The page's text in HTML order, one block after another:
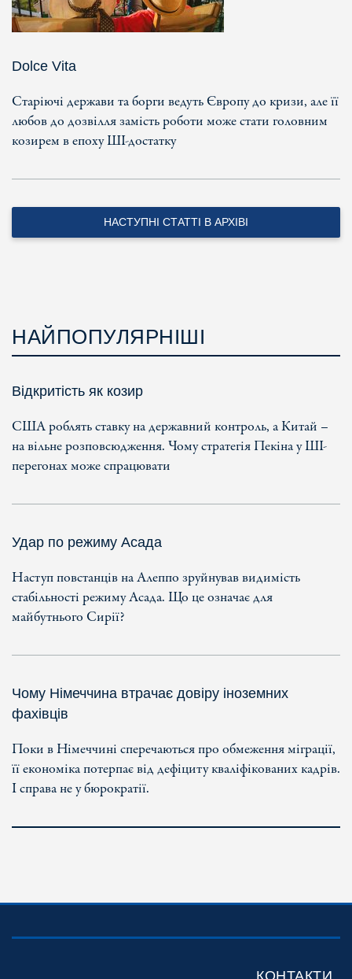
Dolce Vita
Старіючі держави та борги ведуть Європу до кризи, але її
любов до дозвілля замість роботи може стати головним
козирем в епоху ШІ-достатку
НАСТУПНІ СТАТТІ В АРХІВІ
НАЙПОПУЛЯРНІШІ
Відкритість як козир
США роблять ставку на державний контроль, а Китай –
на вільне розповсюдження. Чому стратегія Пекіна у ШІ-
перегонах може спрацювати
Удар по режиму Асада
Наступ повстанців на Алеппо зруйнував видимість
стабільності режиму Асада. Що це означає для
майбутнього Сирії?
Чому Німеччина втрачає довіру іноземних
фахівців
Поки в Німеччині сперечаються про обмеження міграції,
її економіка потерпає від дефіциту кваліфікованих кадрів.
І справа не у бюрократії.
КОНТАКТИ